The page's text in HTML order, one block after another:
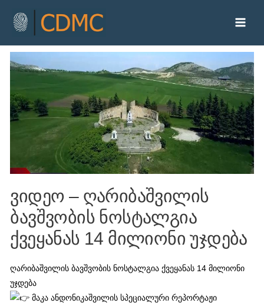
ვიდეო – ღარიბაშვილის
ბავშვობის ნოსტალგია
ქვეყანას 14 მილიონი უჯდება
ღარიბაშვილის ბავშვობის ნოსტალგია ქვეყანას 14 მილიონი
უჯდება
მაკა ანდონიკაშვილის სპეციალური რეპორტაჟი